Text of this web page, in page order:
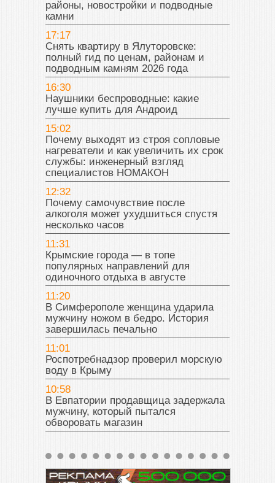
районы, новостройки и подводные
камни
17:17
Снять квартиру в Ялуторовске:
полный гид по ценам, районам и
подводным камням 2026 года
16:30
Наушники беспроводные: какие
лучше купить для Андроид
15:02
Почему выходят из строя сопловые
нагреватели и как увеличить их срок
службы: инженерный взгляд
специалистов НОМАКОН
12:32
Почему самочувствие после
алкоголя может ухудшиться спустя
несколько часов
11:31
Крымские города — в топе
популярных направлений для
одиночного отдыха в августе
11:20
В Симферополе женщина ударила
мужчину ножом в бедро. История
завершилась печально
11:01
Роспотребнадзор проверил морскую
воду в Крыму
10:58
В Евпатории продавщица задержала
мужчину, который пытался
обворовать магазин